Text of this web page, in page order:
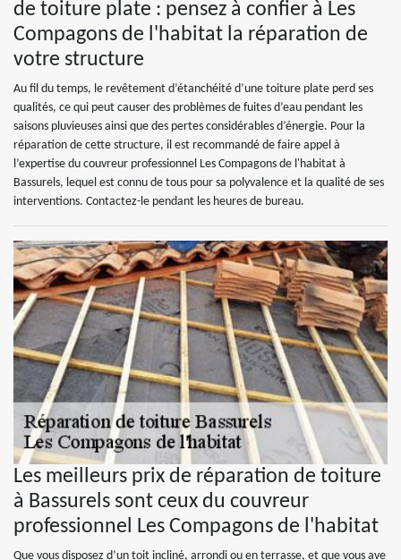
de toiture plate : pensez à confier à Les
Compagons de l'habitat la réparation de
votre structure
Au fil du temps, le revêtement d’étanchéité d’une toiture plate perd ses
qualités, ce qui peut causer des problèmes de fuites d’eau pendant les
saisons pluvieuses ainsi que des pertes considérables d’énergie. Pour la
réparation de cette structure, il est recommandé de faire appel à
l’expertise du couvreur professionnel Les Compagons de l'habitat à
Bassurels, lequel est connu de tous pour sa polyvalence et la qualité de ses
interventions. Contactez-le pendant les heures de bureau.
Les meilleurs prix de réparation de toiture
à Bassurels sont ceux du couvreur
professionnel Les Compagons de l'habitat
Que vous disposez d’un toit incliné, arrondi ou en terrasse, et que vous ave